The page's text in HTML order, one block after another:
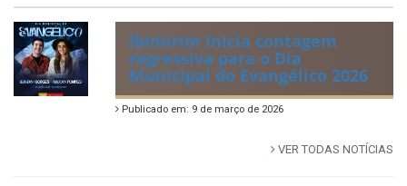
Ibimirim inicia contagem
regressiva para o Dia
Municipal do Evangélico 2026
Publicado em: 9 de março de 2026
VER TODAS NOTÍCIAS